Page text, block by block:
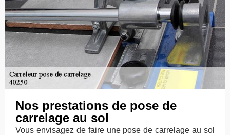
Nos prestations de pose de
carrelage au sol
Vous envisagez de faire une pose de carrelage au sol